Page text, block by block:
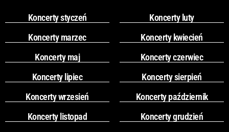
Koncerty styczeń
Koncerty luty
Koncerty marzec
Koncerty kwiecień
Koncerty maj
Koncerty czerwiec
Koncerty lipiec
Koncerty sierpień
Koncerty wrzesień
Koncerty październik
Koncerty listopad
Koncerty grudzień